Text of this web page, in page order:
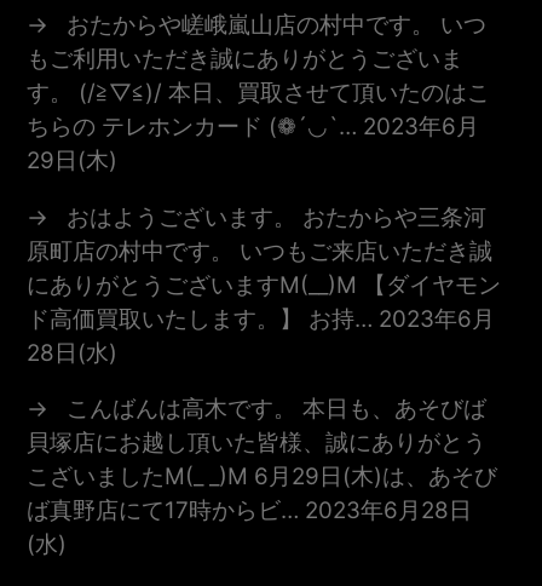
おたからや嵯峨嵐山店の村中です。 いつ
もご利用いただき誠にありがとうございま
す。 (/≧▽≦)/ 本日、買取させて頂いたのはこ
ちらの テレホンカード (❁´◡`… 2023年6月
29日(木)
おはようございます。 おたからや三条河
原町店の村中です。 いつもご来店いただき誠
にありがとうございますm(__)m 【ダイヤモン
ド高価買取いたします。】 お持… 2023年6月
28日(水)
こんばんは高木です。 本日も、あそびば
貝塚店にお越し頂いた皆様、誠にありがとう
こざいましたm(_ _)m 6月29日(木)は、あそび
ば真野店にて17時からビ… 2023年6月28日
(水)